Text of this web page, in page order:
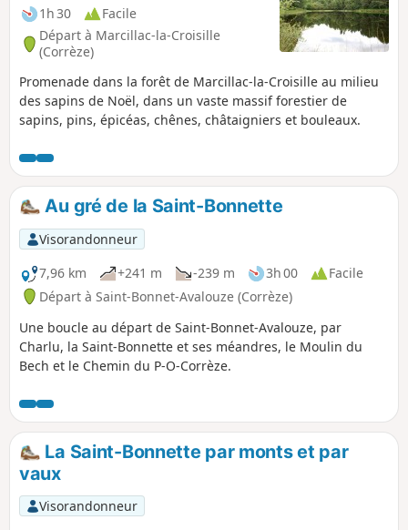
1h 30
Facile
Départ à Marcillac-la-Croisille
(Corrèze)
Promenade dans la forêt de Marcillac-la-Croisille au milieu
des sapins de Noël, dans un vaste massif forestier de
sapins, pins, épicéas, chênes, châtaigniers et bouleaux.
Au gré de la Saint-Bonnette
Visorandonneur
7,96 km
+241 m -239 m 3h 00
Facile
Départ à Saint-Bonnet-Avalouze (Corrèze)
Une boucle au départ de Saint-Bonnet-Avalouze, par
Charlu, la Saint-Bonnette et ses méandres, le Moulin du
Bech et le Chemin du P-O-Corrèze.
La Saint-Bonnette par monts et par
vaux
Visorandonneur